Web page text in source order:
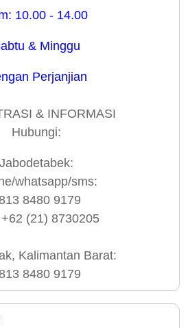
10.00 - 14.00
& Minggu
Perjanjian
& INFORMASI
Hubungi:
Jabodetabek:
whatsapp/sms:
8480 9179
(21) 8730205
Kalimantan Barat:
8480 9179